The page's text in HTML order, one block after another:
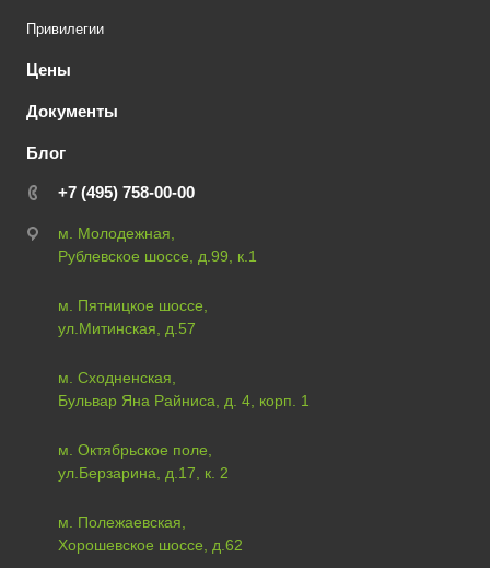
Привилегии
Цены
Документы
Блог
+7 (495) 758-00-00
м. Молодежная,
Рублевское шоссе, д.99, к.1
м. Пятницкое шоссе,
ул.Митинская, д.57
м. Сходненская,
Бульвар Яна Райниса, д. 4, корп. 1
м. Октябрьское поле,
ул.Берзарина, д.17, к. 2
м. Полежаевская,
Хорошевское шоссе, д.62